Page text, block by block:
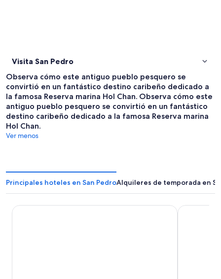
Visita San Pedro
Observa cómo este antiguo pueblo pesquero se
convirtió en un fantástico destino caribeño dedicado a
la famosa Reserva marina Hol Chan. Observa cómo este
antiguo pueblo pesquero se convirtió en un fantástico
destino caribeño dedicado a la famosa Reserva marina
Hol Chan.
Ver menos
Principales hoteles en San PedroAlquileres de temporada en
Alaia Belize, Autograph Collection Mahogany